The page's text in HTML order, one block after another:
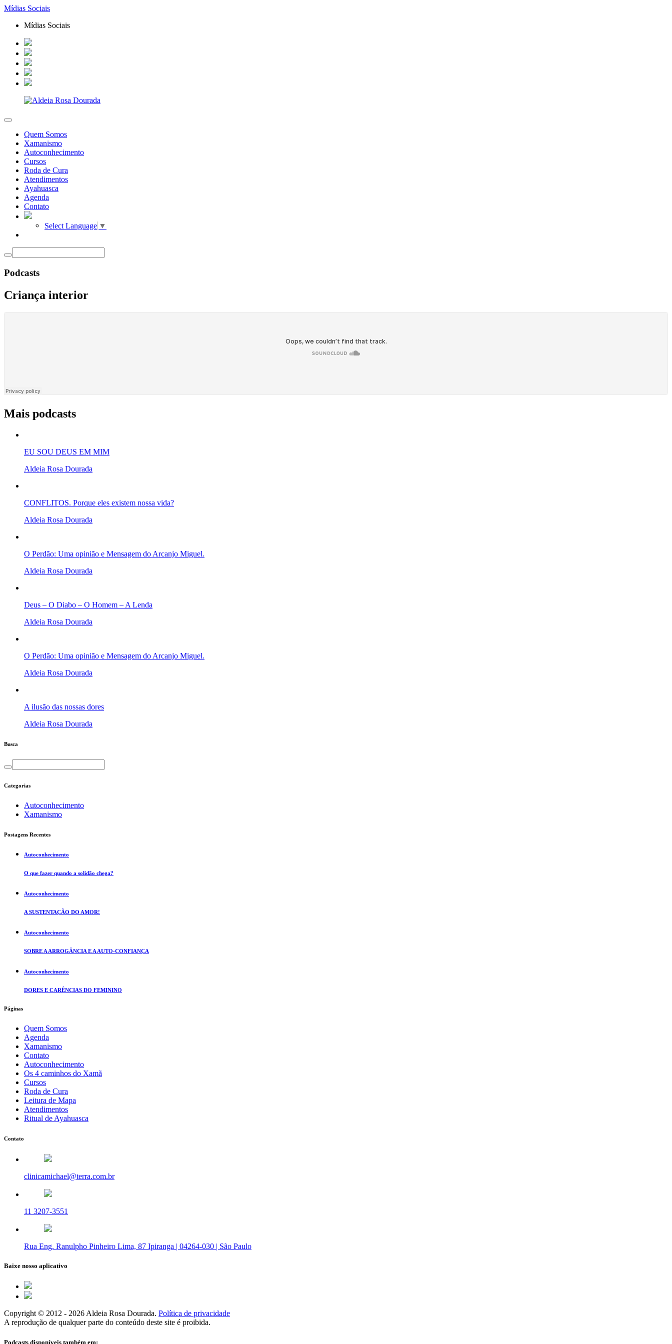
Mídias Sociais
Mídias Sociais
Quem Somos
Xamanismo
Autoconhecimento
Cursos
Roda de Cura
Atendimentos
Ayahuasca
Agenda
Contato
Select Language ▼
Podcasts
Criança interior
Mais podcasts
EU SOU DEUS EM MIM
Aldeia Rosa Dourada
CONFLITOS. Porque eles existem nossa vida?
Aldeia Rosa Dourada
O Perdão: Uma opinião e Mensagem do Arcanjo Miguel.
Aldeia Rosa Dourada
Deus – O Diabo – O Homem – A Lenda
Aldeia Rosa Dourada
O Perdão: Uma opinião e Mensagem do Arcanjo Miguel.
Aldeia Rosa Dourada
A ilusão das nossas dores
Aldeia Rosa Dourada
Busca
Categorias
Autoconhecimento
Xamanismo
Postagens Recentes
Autoconhecimento
O que fazer quando a solidão chega?
Autoconhecimento
A SUSTENTAÇÃO DO AMOR!
Autoconhecimento
SOBRE A ARROGÂNCIA E A AUTO-CONFIANÇA
Autoconhecimento
DORES E CARÊNCIAS DO FEMININO
Páginas
Quem Somos
Agenda
Xamanismo
Contato
Autoconhecimento
Os 4 caminhos do Xamã
Cursos
Roda de Cura
Leitura de Mapa
Atendimentos
Ritual de Ayahuasca
Contato
clinicamichael@terra.com.br
11 3207-3551
Rua Eng. Ranulpho Pinheiro Lima, 87 Ipiranga | 04264-030 | São Paulo
Baixe nosso aplicativo
Copyright © 2012 - 2026 Aldeia Rosa Dourada. Política de privacidade
A reprodução de qualquer parte do conteúdo deste site é proibida.
Podcasts disponíveis também em: